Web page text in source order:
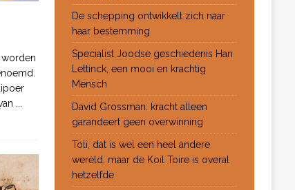
worden
De schepping ontwikkelt zich naar
haar bestemming
Specialist Joodse geschiedenis Han
Lettinck, een mooi en krachtig
Mensch
David Grossman: kracht alleen
garandeert geen overwinning
Toli, dat is wel een heel andere
wereld, maar de Koil Toire is overal
hetzelfde